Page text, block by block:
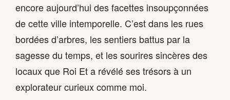
encore aujourd’hui des facettes insoupçonnées
de cette ville intemporelle. C’est dans les rues
bordées d’arbres, les sentiers battus par la
sagesse du temps, et les sourires sincères des
locaux que Roi Et a révélé ses trésors à un
explorateur curieux comme moi.